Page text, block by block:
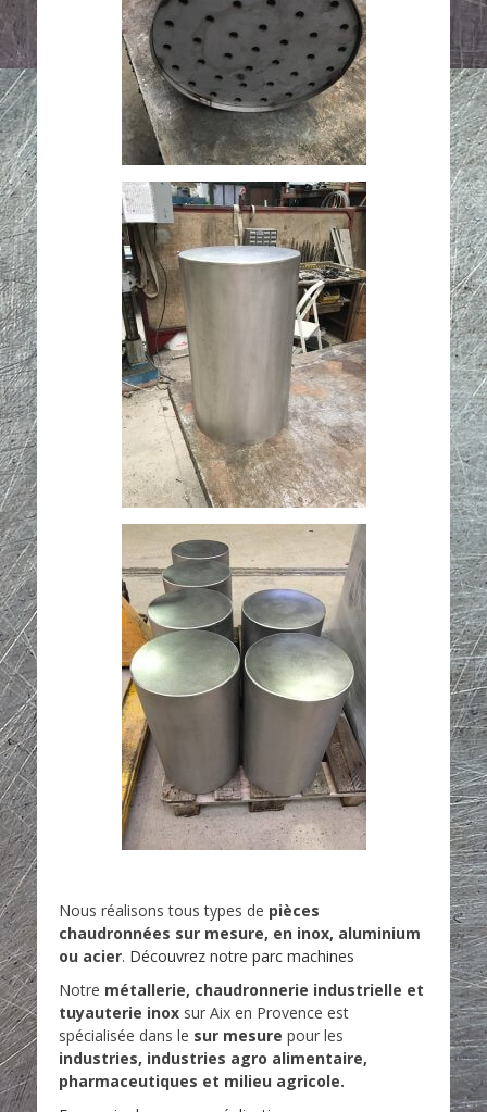
Nous réalisons tous types de pièces
chaudronnées sur mesure, en inox, aluminium
ou acier. Découvrez notre parc machines
Notre métallerie, chaudronnerie industrielle et
tuyauterie inox sur Aix en Provence est
spécialisée dans le sur mesure pour les
industries, industries agro alimentaire,
pharmaceutiques et milieu agricole.